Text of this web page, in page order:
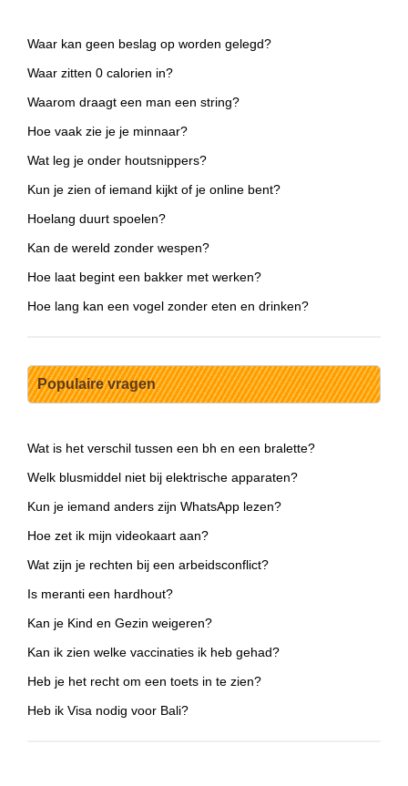
Waar kan geen beslag op worden gelegd?
Waar zitten 0 calorien in?
Waarom draagt een man een string?
Hoe vaak zie je je minnaar?
Wat leg je onder houtsnippers?
Kun je zien of iemand kijkt of je online bent?
Hoelang duurt spoelen?
Kan de wereld zonder wespen?
Hoe laat begint een bakker met werken?
Hoe lang kan een vogel zonder eten en drinken?
Populaire vragen
Wat is het verschil tussen een bh en een bralette?
Welk blusmiddel niet bij elektrische apparaten?
Kun je iemand anders zijn WhatsApp lezen?
Hoe zet ik mijn videokaart aan?
Wat zijn je rechten bij een arbeidsconflict?
Is meranti een hardhout?
Kan je Kind en Gezin weigeren?
Kan ik zien welke vaccinaties ik heb gehad?
Heb je het recht om een toets in te zien?
Heb ik Visa nodig voor Bali?